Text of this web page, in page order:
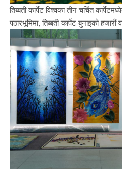
तिब्बती कार्पेट विश्वका तीन चर्चित
पठारभूमिमा, तिब्बती कार्पेट बुनाइको हजारौं